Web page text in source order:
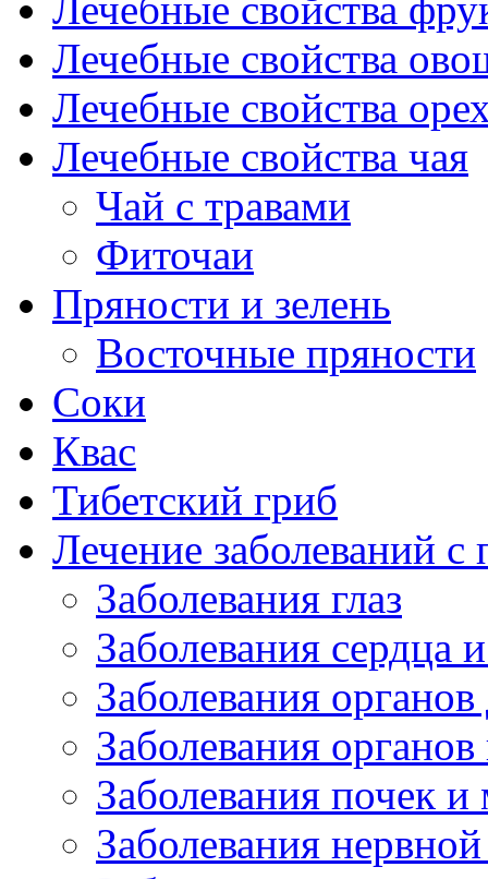
Лечебные свойства
Лечебные свойства
Лечебные свойства чая
Чай с травами
Фиточаи
Пряности и зелень
Восточные пряности
Соки
Квас
Тибетский гриб
Лечение заболеваний
Заболевания глаз
Заболевания сердца
Заболевания
Заболевания
Заболевания почек
Заболевания